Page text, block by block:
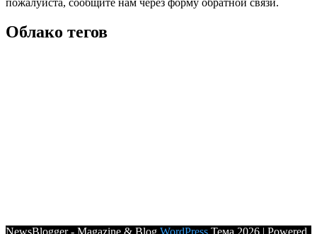
Облако тегов